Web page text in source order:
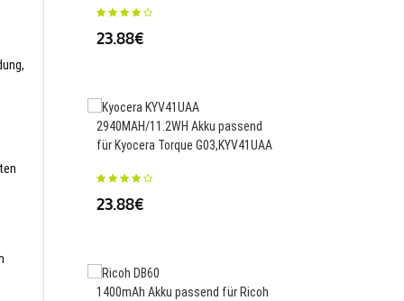
23.88€
2940MAH/11.2WH Akku passend
für Kyocera Torque G03,KYV41UAA
23.88€
1400mAh Akku passend für Ricoh